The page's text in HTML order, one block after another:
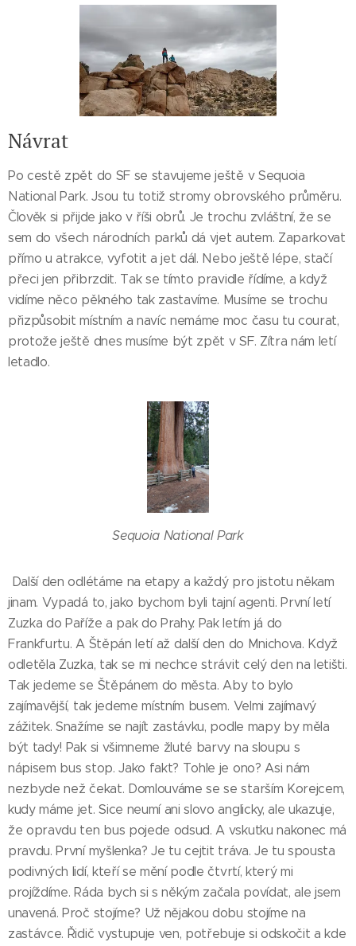
Návrat
Po cestě zpět do SF se stavujeme ještě v Sequoia
National Park. Jsou tu totiž stromy obrovského průměru.
Člověk si přijde jako v říši obrů. Je trochu zvláštní, že se
sem do všech národních parků dá vjet autem. Zaparkovat
přímo u atrakce, vyfotit a jet dál. Nebo ještě lépe, stačí
přeci jen přibrzdit. Tak se tímto pravidle řídíme, a když
vidíme něco pěkného tak zastavíme. Musíme se trochu
přizpůsobit místním a navíc nemáme moc času tu courat,
protože ještě dnes musíme být zpět v SF. Zítra nám letí
letadlo.
Sequoia National Park
Další den odlétáme na etapy a každý pro jistotu někam
jinam. Vypadá to, jako bychom byli tajní agenti. První letí
Zuzka do Paříže a pak do Prahy. Pak letím já do
Frankfurtu. A Štěpán letí až další den do Mnichova. Když
odletěla Zuzka, tak se mi nechce strávit celý den na letišti.
Tak jedeme se Štěpánem do města. Aby to bylo
zajímavější, tak jedeme místním busem. Velmi zajímavý
zážitek. Snažíme se najít zastávku, podle mapy by měla
být tady! Pak si všimneme žluté barvy na sloupu s
nápisem bus stop. Jako fakt? Tohle je ono? Asi nám
nezbyde než čekat. Domlouváme se se starším Korejcem,
kudy máme jet. Sice neumí ani slovo anglicky, ale ukazuje,
že opravdu ten bus pojede odsud. A vskutku nakonec má
pravdu. První myšlenka? Je tu cejtit tráva. Je tu spousta
podivných lidí, kteří se mění podle čtvrtí, který mi
projíždíme. Ráda bych si s někým začala povídat, ale jsem
unavená. Proč stojíme? Už nějakou dobu stojíme na
zastávce. Řidič vystupuje ven, potřebuje si odskočit a kde